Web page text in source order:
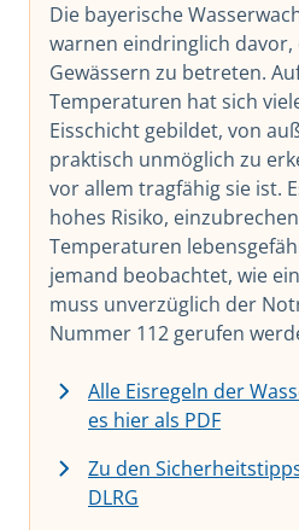
Die bayerische
warnen eindringlich davor,
Gewässern zu betreten.
Temperaturen hat sich
Eisschicht gebildet, von
praktisch unmöglich zu
vor allem tragfähig sie ist.
hohes Risiko,
Temperaturen
jemand beobachtet, wie
muss unverzüglich der
Nummer 112 gerufen
Alle Eisregeln der
es hier als PDF
Zu den
DLRG